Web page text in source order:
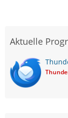
Aktuelle